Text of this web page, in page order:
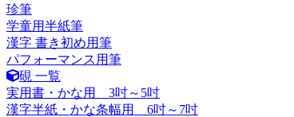
珍筆
学童用半紙筆
漢字 書き初め用筆
パフォーマンス用筆
硯 一覧
実用書・かな用 3吋～5吋
漢字半紙・かな条幅用 6吋～7吋